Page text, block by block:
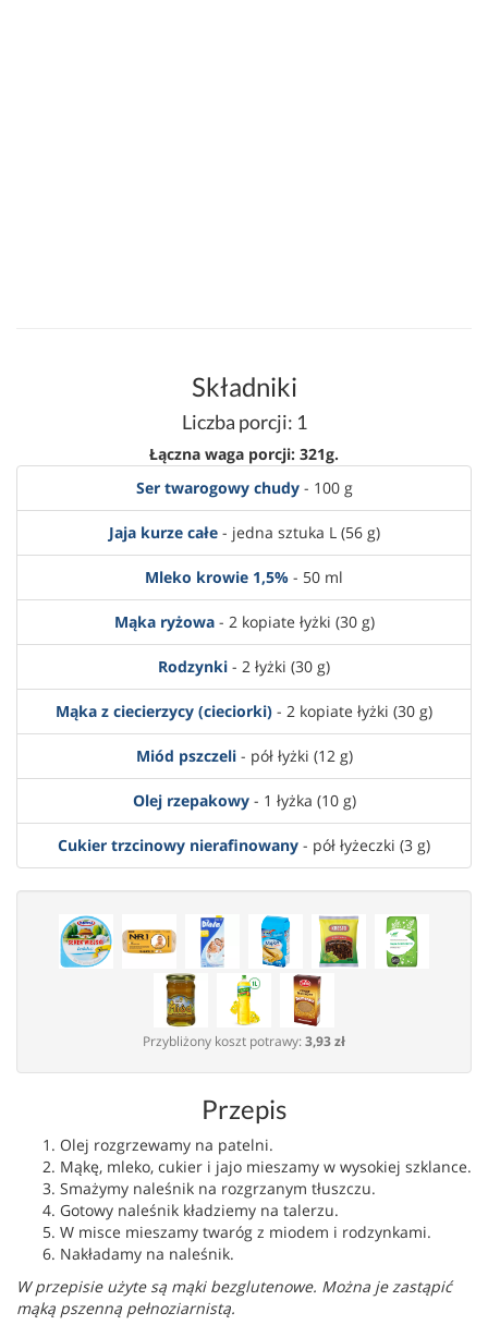
Składniki
Liczba porcji: 1
Łączna waga porcji: 321g.
Ser twarogowy chudy- 100 g
Jaja kurze całe- jedna sztuka L (56 g)
Mleko krowie 1,5% - 50 ml
Mąka ryżowa- 2 kopiate łyżki (30 g)
Rodzynki - 2 łyżki (30 g)
Mąka z ciecierzycy (cieciorki) - 2 kopiate łyżki (30 g)
Miód pszczeli- pół łyżki (12 g)
Olej rzepakowy- 1 łyżka (10 g)
Cukier trzcinowy nierafinowany - pół łyżeczki (3 g)
Przybliżony koszt potrawy:3,93 zł
Przepis
Olej rozgrzewamy na patelni.
Mąkę, mleko, cukier i jajo mieszamy w wysokiej szklance.
Smażymy naleśnik na rozgrzanym tłuszczu.
Gotowy naleśnik kładziemy na talerzu.
W misce mieszamy twaróg z miodem i rodzynkami.
Nakładamy na naleśnik.
W przepisie użyte są mąki bezglutenowe. Można je zastąpić
mąką pszenną pełnoziarnistą.